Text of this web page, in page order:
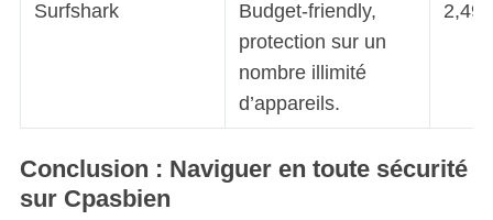
Surfshark
Budget-friendly,
protection sur un
nombre illimité
d’appareils.
2,49
Conclusion : Naviguer en toute sécurité
sur Cpasbien